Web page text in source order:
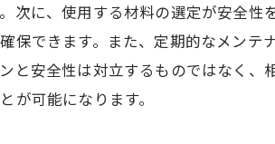
次に、使用する材料の選定が安全
保できます。また、定期的なメン
と安全性は対立するものではなく
が可能になります。